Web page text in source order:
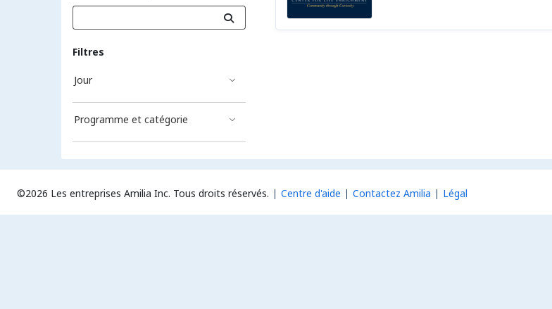
Filtres
Jour
Programme et catégorie
©2026 Les entreprises Amilia Inc. Tous droits réservés. Centre d'aide Contactez Amilia Légal